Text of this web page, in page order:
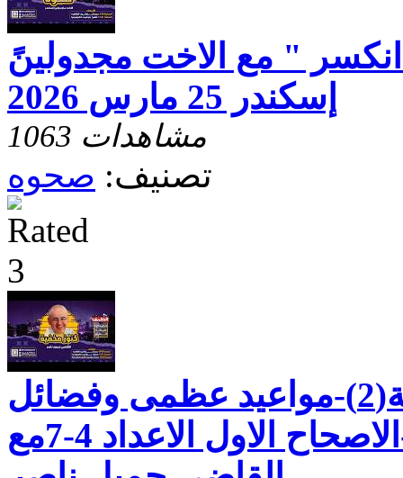
" مع الاخت مجدولينً
إسكندر 25 مارس 2026
1063 مشاهدات
تصنيف: صحوه
رسالة بطرس الثانية(2)-مواعيد عظمى وفضائل
للحياة العملية-الاصحاح الاول الاعداد 4-7مع